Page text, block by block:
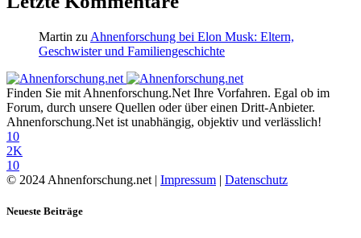
Martin zu Ahnenforschung bei Elon Musk: Eltern,
Geschwister und Familiengeschichte
Finden Sie mit Ahnenforschung.Net Ihre Vorfahren. Egal ob im
Forum, durch unsere Quellen oder über einen Dritt-Anbieter.
Ahnenforschung.Net ist unabhängig, objektiv und verlässlich!
10
2K
10
© 2024 Ahnenforschung.net | Impressum | Datenschutz
Neueste Beiträge